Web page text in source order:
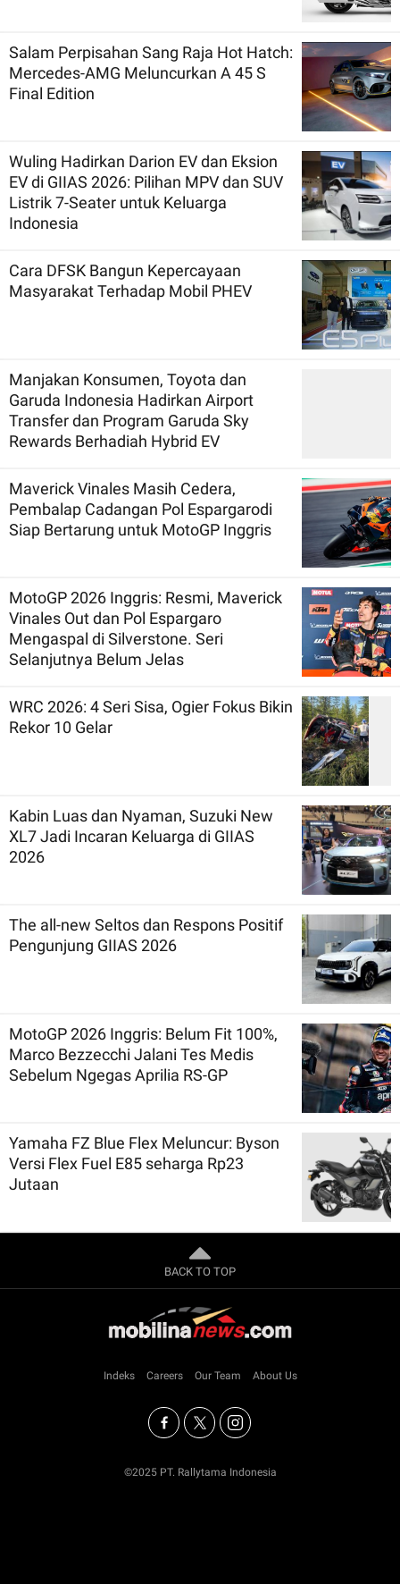
Salam Perpisahan Sang Raja Hot Hatch:
Mercedes-AMG Meluncurkan A 45 S
Final Edition
Wuling Hadirkan Darion EV dan Eksion
EV di GIIAS 2026: Pilihan MPV dan SUV
Listrik 7-Seater untuk Keluarga
Indonesia
Cara DFSK Bangun Kepercayaan
Masyarakat Terhadap Mobil PHEV
Manjakan Konsumen, Toyota dan
Garuda Indonesia Hadirkan Airport
Transfer dan Program Garuda Sky
Rewards Berhadiah Hybrid EV
Maverick Vinales Masih Cedera,
Pembalap Cadangan Pol Espargarodi
Siap Bertarung untuk MotoGP Inggris
MotoGP 2026 Inggris: Resmi, Maverick
Vinales Out dan Pol Espargaro
Mengaspal di Silverstone. Seri
Selanjutnya Belum Jelas
WRC 2026: 4 Seri Sisa, Ogier Fokus Bikin
Rekor 10 Gelar
Kabin Luas dan Nyaman, Suzuki New
XL7 Jadi Incaran Keluarga di GIIAS
2026
The all-new Seltos dan Respons Positif
Pengunjung GIIAS 2026
MotoGP 2026 Inggris: Belum Fit 100%,
Marco Bezzecchi Jalani Tes Medis
Sebelum Ngegas Aprilia RS-GP
Yamaha FZ Blue Flex Meluncur: Byson
Versi Flex Fuel E85 seharga Rp23
Jutaan
BACK TO TOP
Indeks Careers Our Team About Us
©2025 PT. Rallytama Indonesia